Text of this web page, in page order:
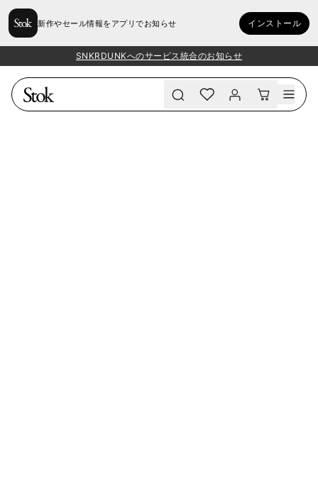
新作やセール情報をアプリでお知らせ インストール
SNKRDUNKへのサービス統合のお知らせ